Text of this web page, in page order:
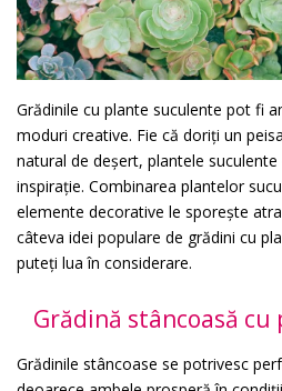
Grădinile cu plante suculente pot fi
moduri creative. Fie că doriți un
natural de deșert, plantele
inspirație. Combinarea plantelor
elemente decorative le sporește
câteva idei populare de grădini cu
puteți lua în considerare.
Grădină stâncoasă
Grădinile stâncoase se potrivesc